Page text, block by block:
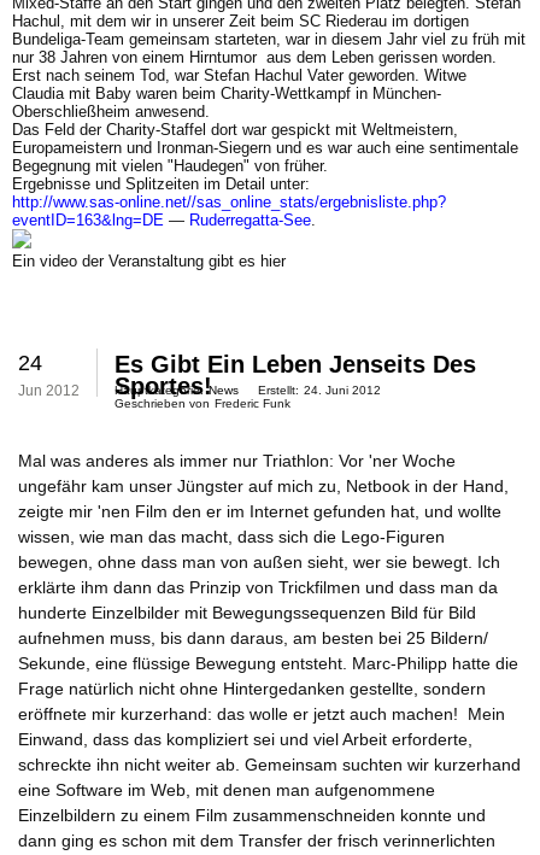
Hachul, mit dem wir in unserer Zeit beim SC Riederau im dortigen
Bundeliga-Team gemeinsam starteten, war in diesem Jahr viel zu früh mit
nur 38 Jahren von einem Hirntumor aus dem Leben gerissen worden.
Erst nach seinem Tod, war Stefan Hachul Vater geworden. Witwe
Claudia mit Baby waren beim Charity-Wettkampf in München-
Oberschließheim anwesend.
Das Feld der Charity-Staffel dort war gespickt mit Weltmeistern,
Europameistern und Ironman-Siegern und es war auch eine sentimentale
Begegnung mit vielen "Haudegen" von früher.
Ergebnisse und Splitzeiten im Detail unter:
http://www.sas-online.net//sas_online_stats/ergebnisliste.php?
eventID=163&lng=DE — Ruderregatta-See
Ein video der Veranstaltung gibt es hier
24
Jun 2012
Es Gibt Ein Leben Jenseits Des
Sportes!
Hauptkategorie: News Erstellt: 24. Juni 2012
Geschrieben von Frederic Funk
Mal was anderes als immer nur Triathlon: Vor 'ner Woche
ungefähr kam unser Jüngster auf mich zu, Netbook in der Hand,
zeigte mir 'nen Film den er im Internet gefunden hat, und wollte
wissen, wie man das macht, dass sich die Lego-Figuren
bewegen, ohne dass man von außen sieht, wer sie bewegt. Ich
erklärte ihm dann das Prinzip von Trickfilmen und dass man da
hunderte Einzelbilder mit Bewegungssequenzen Bild für Bild
aufnehmen muss, bis dann daraus, am besten bei 25 Bildern/
Sekunde, eine flüssige Bewegung entsteht. Marc-Philipp hatte die
Frage natürlich nicht ohne Hintergedanken gestellte, sondern
eröffnete mir kurzerhand: das wolle er jetzt auch machen! Mein
Einwand, dass das kompliziert sei und viel Arbeit erforderte,
schreckte ihn nicht weiter ab. Gemeinsam suchten wir kurzerhand
eine Software im Web, mit denen man aufgenommene
Einzelbildern zu einem Film zusammenschneiden konnte und
dann ging es schon mit dem Transfer der frisch verinnerlichten